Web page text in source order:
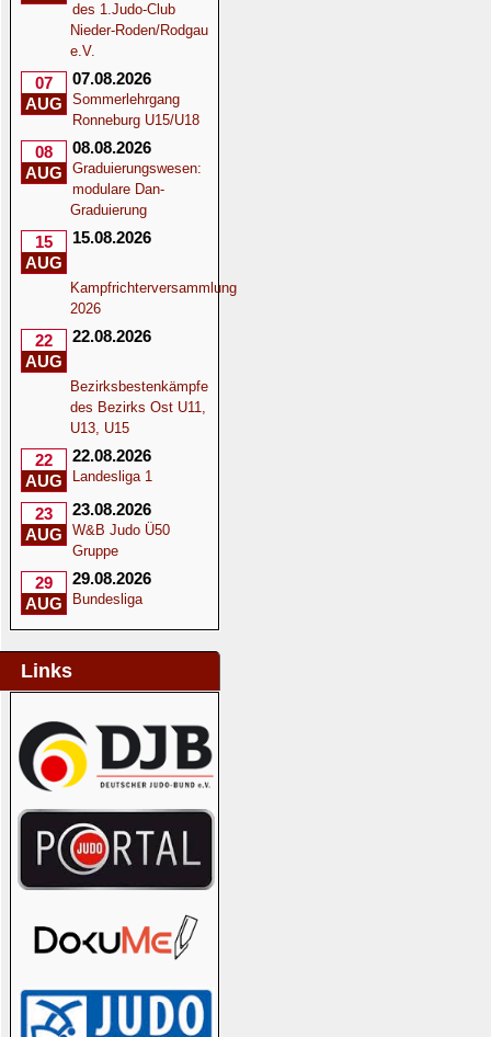
des 1.Judo-Club
Nieder-Roden/Rodgau
e.V.
07
AUG
07.08.2026
Sommerlehrgang
Ronneburg U15/U18
08
AUG
08.08.2026
Graduierungswesen:
modulare Dan-
Graduierung
15
AUG
15.08.2026
Kampfrichterversammlung
2026
22
AUG
22.08.2026
Bezirksbestenkämpfe
des Bezirks Ost U11,
U13, U15
22
AUG
22.08.2026
Landesliga 1
23
AUG
23.08.2026
W&B Judo Ü50
Gruppe
29
AUG
29.08.2026
Bundesliga
Links